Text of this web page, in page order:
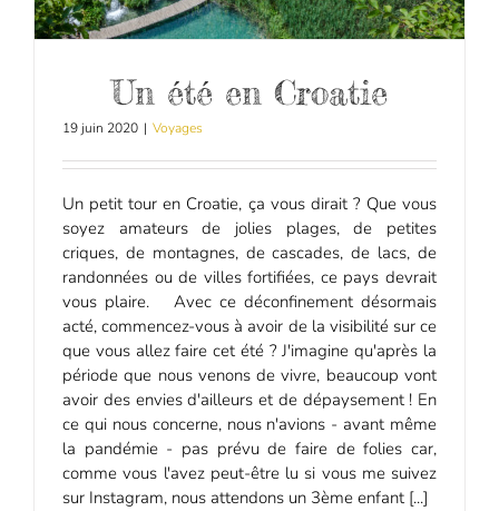
Un été en Croatie
19 juin 2020 | Voyages
Un petit tour en Croatie, ça vous dirait ? Que vous
soyez amateurs de jolies plages, de petites
criques, de montagnes, de cascades, de lacs, de
randonnées ou de villes fortifiées, ce pays devrait
vous plaire. Avec ce déconfinement désormais
acté, commencez-vous à avoir de la visibilité sur ce
que vous allez faire cet été ? J'imagine qu'après la
période que nous venons de vivre, beaucoup vont
avoir des envies d'ailleurs et de dépaysement ! En
ce qui nous concerne, nous n'avions - avant même
la pandémie - pas prévu de faire de folies car,
comme vous l'avez peut-être lu si vous me suivez
sur Instagram, nous attendons un 3ème enfant [...]